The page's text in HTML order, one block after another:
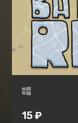
15 ₽